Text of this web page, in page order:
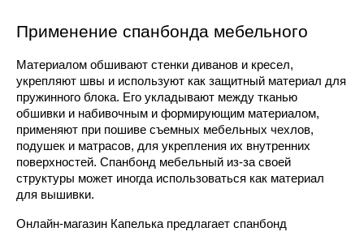
Применение спанбонда мебельного
Материалом обшивают стенки диванов и кресел,
укрепляют швы и используют как защитный материал для
пружинного блока. Его укладывают между тканью
обшивки и набивочным и формирующим материалом,
применяют при пошиве съемных мебельных чехлов,
подушек и матрасов, для укрепления их внутренних
поверхностей. Спанбонд мебельный из-за своей
структуры может иногда использоваться как материал
для вышивки.
Онлайн-магазин Капелька предлагает спанбонд